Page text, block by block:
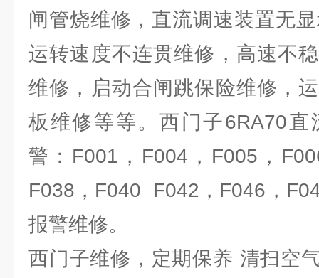
闸管烧维修，直流调速装置无
运转速度不连贯维修，高速不
维修，启动合闸跳保险维修，
板维修等等。西门子6RA70
警：F001，F004，F005，
F038，F040 F042，F046，
报警维修。
西门子维修，定期保养 清扫空